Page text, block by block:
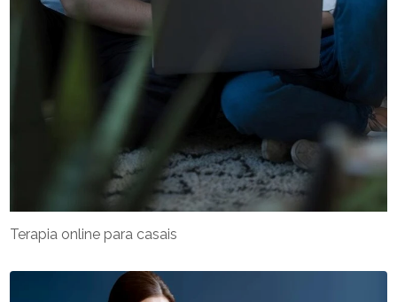
Terapia online para casais